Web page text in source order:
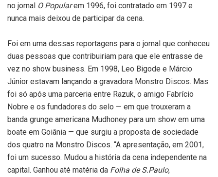
no jornal O Popularem 1996, foi contratado em 1997 e
nunca mais deixou de participar da cena.
Foi em uma dessas reportagens para o jornal que conheceu
duas pessoas que contribuiriam para que ele entrasse de
vez no show business. Em 1998, Leo Bigode e Márcio
Júnior estavam lançando a gravadora Monstro Discos. Mas
foi só após uma parceria entre Razuk, o amigo Fabrício
Nobre e os fundadores do selo — em que trouxeram a
banda grunge americana Mudhoney para um show em uma
boate em Goiânia — que surgiu a proposta de sociedade
dos quatro na Monstro Discos. “A apresentação, em 2001,
foi um sucesso. Mudou a história da cena independente na
capital. Ganhou até matéria da Folha de S.Paulo,